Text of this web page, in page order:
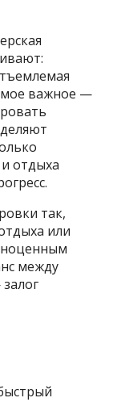
важное —
отдыха
так,
или
между